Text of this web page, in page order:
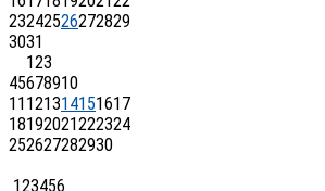
23242526272829
3031
123
45678910
11121314151617
18192021222324
252627282930
123456